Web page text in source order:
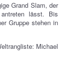
Grand Slam, der
lässt. Bis
Gruppe stehen in
Michael